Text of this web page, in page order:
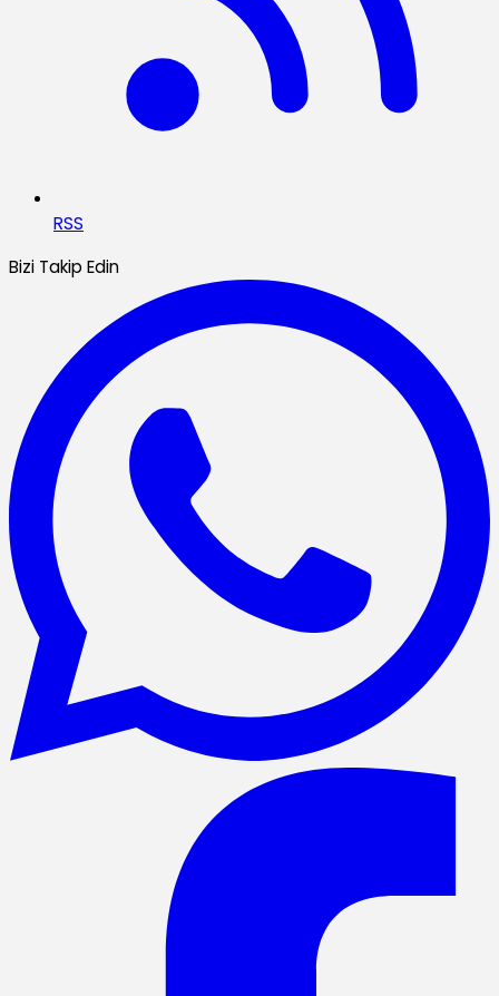
RSS
Bizi Takip Edin